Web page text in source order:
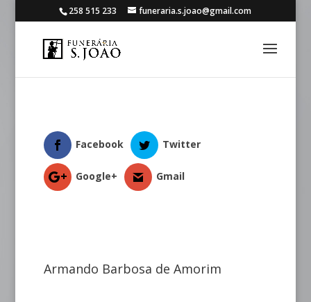
258 515 233 funeraria.s.joao@gmail.com
Facebook Twitter
Google+ Gmail
Armando Barbosa de Amorim